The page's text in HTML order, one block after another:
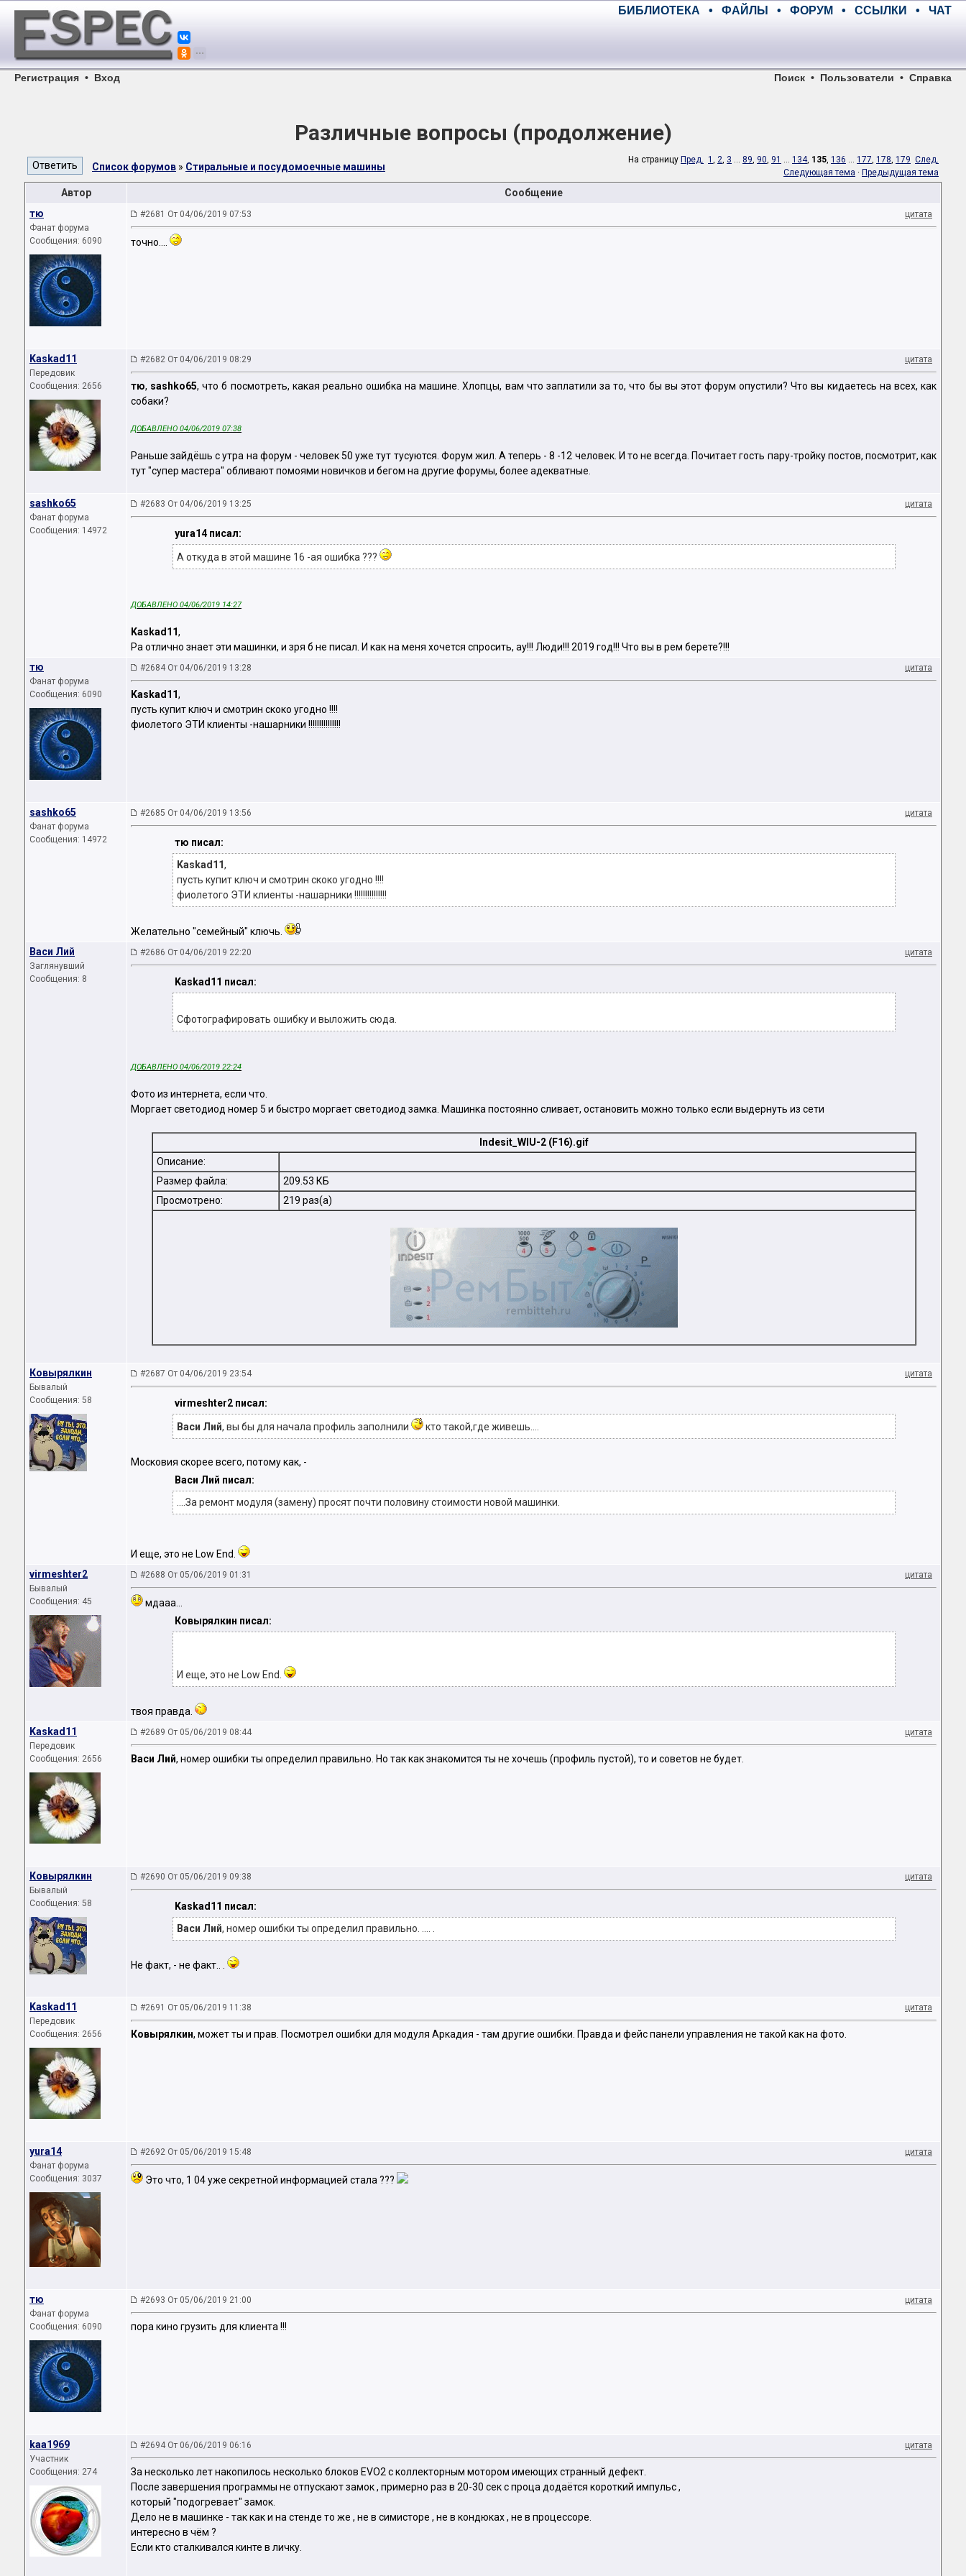
БИБЛИОТЕКА • ФАЙЛЫ • ФОРУМ • ССЫЛКИ • ЧАТ
Регистрация • Вход Поиск • Пользователи • Справка
Различные вопросы (продолжение)
Список форумов » Стиральные и посудомоечные машины
На страницу Пред. 1 , 2, 3 ... 89, 90, 91 ... 134, 135, 136 ... 177, 178, 179 След.
Следующая тема · Предыдущая тема
Автор
Сообщение
тю
Фанат форума
Сообщения: 6090
#2681 От 04/06/2019 07:53 цитата
точно....
Kaskad11
Передовик
Сообщения: 2656
#2682 От 04/06/2019 08:29 цитата
тю, sashko65, что б посмотреть, какая реально ошибка на машине. Хлопцы, вам что заплатили за то, что бы вы этот форум опустили? Что вы кидаетесь на всех, как
собаки?
ДОБАВЛЕНО 04/06/2019 07:38
Раньше зайдёшь с утра на форум - человек 50 уже тут тусуются. Форум жил. А теперь - 8 -12 человек. И то не всегда. Почитает гость пару-тройку постов, посмотрит, как
тут "супер мастера" обливают помоями новичков и бегом на другие форумы, более адекватные.
sashko65
Фанат форума
Сообщения: 14972
#2683 От 04/06/2019 13:25 цитата
yura14 писал:
А откуда в этой машине 16 -ая ошибка ???
ДОБАВЛЕНО 04/06/2019 14:27
Kaskad11,
Ра отлично знает эти машинки, и зря б не писал. И как на меня хочется спросить, ау!!! Люди!!! 2019 год!!! Что вы в рем берете?!!!
тю
Фанат форума
Сообщения: 6090
#2684 От 04/06/2019 13:28 цитата
Kaskad11,
пусть купит ключ и смотрин скоко угодно !!!!
фиолетого ЭТИ клиенты -нашарники !!!!!!!!!!!!!!!
sashko65
Фанат форума
Сообщения: 14972
#2685 От 04/06/2019 13:56 цитата
тю писал:
Kaskad11,
пусть купит ключ и смотрин скоко угодно !!!!
фиолетого ЭТИ клиенты -нашарники !!!!!!!!!!!!!!!
Желательно "семейный" ключь.
Васи Лий
Заглянувший
Сообщения: 8
#2686 От 04/06/2019 22:20 цитата
Kaskad11 писал:
Сфотографировать ошибку и выложить сюда.
ДОБАВЛЕНО 04/06/2019 22:24
Фото из интернета, если что.
Моргает светодиод номер 5 и быстро моргает светодиод замка. Машинка постоянно сливает, остановить можно только если выдернуть из сети
Indesit_WIU-2 (F16).gif
Описание:
Размер файла:
209.53 КБ
Просмотрено:
219 раз(а)
Ковырялкин
Бывалый
Сообщения: 58
#2687 От 04/06/2019 23:54 цитата
virmeshter2 писал:
Васи Лий, вы бы для начала профиль заполнили кто такой,где живешь....
Московия скорее всего, потому как, -
Васи Лий писал:
....За ремонт модуля (замену) просят почти половину стоимости новой машинки.
И еще, это не Low End.
virmeshter2
Бывалый
Сообщения: 45
#2688 От 05/06/2019 01:31 цитата
мдааа...
Ковырялкин писал:
И еще, это не Low End.
твоя правда.
Kaskad11
Передовик
Сообщения: 2656
#2689 От 05/06/2019 08:44 цитата
Васи Лий, номер ошибки ты определил правильно. Но так как знакомится ты не хочешь (профиль пустой), то и советов не будет.
Ковырялкин
Бывалый
Сообщения: 58
#2690 От 05/06/2019 09:38 цитата
Kaskad11 писал:
Васи Лий, номер ошибки ты определил правильно. .... .
Не факт, - не факт.. .
Kaskad11
Передовик
Сообщения: 2656
#2691 От 05/06/2019 11:38 цитата
Ковырялкин, может ты и прав. Посмотрел ошибки для модуля Аркадия - там другие ошибки. Правда и фейс панели управления не такой как на фото.
yura14
Фанат форума
Сообщения: 3037
#2692 От 05/06/2019 15:48 цитата
Это что, 1 04 уже секретной информацией стала ???
тю
Фанат форума
Сообщения: 6090
#2693 От 05/06/2019 21:00 цитата
пора кино грузить для клиента !!!
kaa1969
Участник
Сообщения: 274
#2694 От 06/06/2019 06:16 цитата
За несколько лет накопилось несколько блоков EVO2 с коллекторным мотором имеющих странный дефект.
После завершения программы не отпускают замок , примерно раз в 20-30 сек с проца додаётся короткий импульс ,
который "подогревает" замок.
Дело не в машинке - так как и на стенде то же , не в симисторе , не в кондюках , не в процессоре.
интересно в чём ?
Если кто сталкивался кинте в личку.